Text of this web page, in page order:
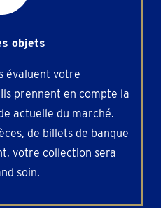
objets
évaluent votre
prennent en compte la
actuelle du marché.
de billets de banque
votre collection sera
soin.